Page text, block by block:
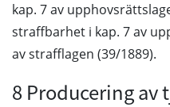
kap. 7 av
straffbarhet i kap. 7 av
av strafflagen (39/1889).
8 Producering av